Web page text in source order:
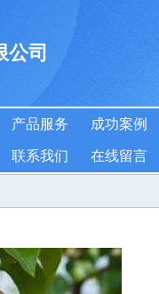
公司
产品服务 成功案例
联系我们 在线留言